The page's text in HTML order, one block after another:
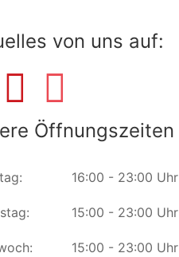
von uns auf:
Öffnungszeiten
16:00 - 23:00 Uhr
15:00 - 23:00 Uhr
15:00 - 23:00 Uhr